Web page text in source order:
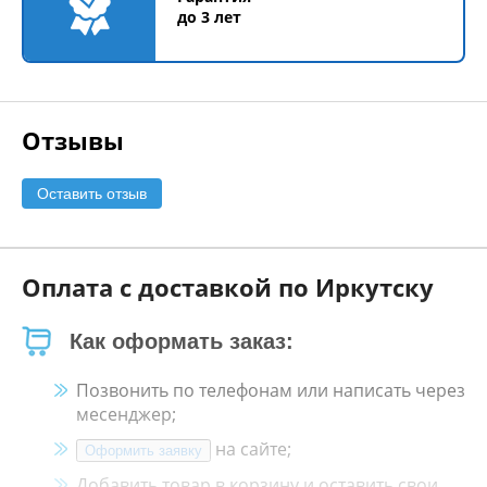
до 3 лет
Отзывы
Оставить отзыв
Оплата с доставкой по Иркутску
Как оформать заказ:
Позвонить по телефонам или написать через
месенджер;
Оформить заявку
на сайте;